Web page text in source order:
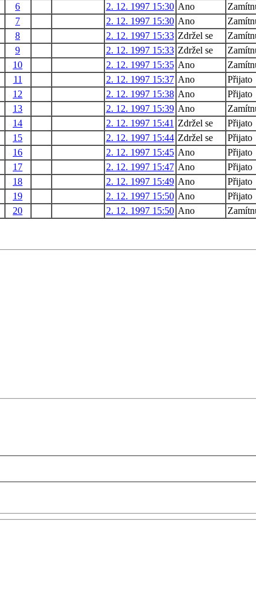
6 2. 12. 1997 15:30 Ano
7 2. 12. 1997 15:30 Ano
8 2. 12. 1997 15:33 Zdržel se
9 2. 12. 1997 15:33 Zdržel se
10 2. 12. 1997 15:35 Ano
11 2. 12. 1997 15:37 Ano
Přijato
12 2. 12. 1997 15:38 Ano
Přijato
13 2. 12. 1997 15:39 Ano
14 2. 12. 1997 15:41 Zdržel se
Přijato
15 2. 12. 1997 15:44 Zdržel se
Přijato
16 2. 12. 1997 15:45 Ano
Přijato
17 2. 12. 1997 15:47 Ano
Přijato
18 2. 12. 1997 15:49 Ano
Přijato
19 2. 12. 1997 15:50 Ano
Přijato
20 2. 12. 1997 15:50 Ano